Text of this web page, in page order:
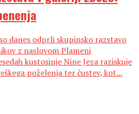
danes odprli skupinsko razstavo
z naslovom Plameni
kustosinje Nine Jeza raziskuje
poželenja ter čustev, kot...